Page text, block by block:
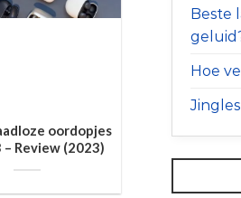
oordopjes
– Review (2023)
Beste
Hoe